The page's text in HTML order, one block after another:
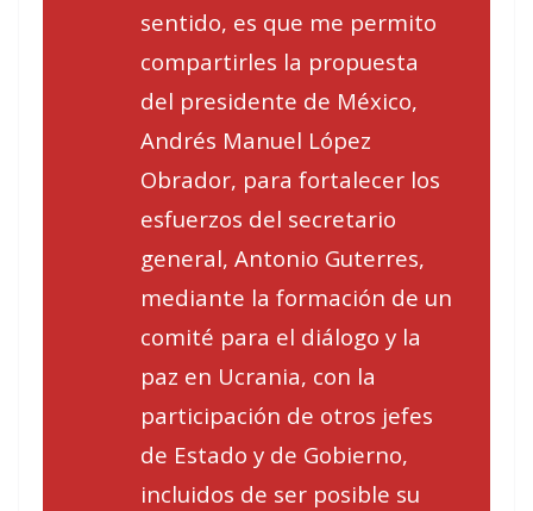
sentido, es que me permito
compartirles la propuesta
del presidente de México,
Andrés Manuel López
Obrador, para fortalecer los
esfuerzos del secretario
general, Antonio Guterres,
mediante la formación de un
comité para el diálogo y la
paz en Ucrania, con la
participación de otros jefes
de Estado y de Gobierno,
incluidos de ser posible su